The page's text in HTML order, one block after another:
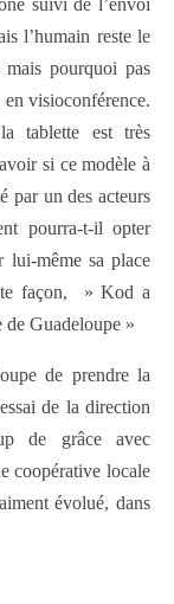
suivi de l’envoi
l’humain reste le
pourquoi pas
en visioconférence.
tablette est très
si ce modèle à
par un des acteurs
pourra-t-il opter
même sa place
façon, » Kod a
Guadeloupe »
de prendre la
de la direction
de grâce avec
coopérative locale
évolué, dans